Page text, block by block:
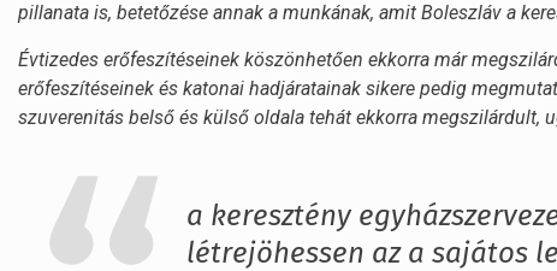
pillanata is, betetőzése annak a munkának, amit Boleszláv a
Évtizedes erőfeszítéseinek köszönhetően ekkorra már
erőfeszítéseinek és katonai hadjáratainak sikere pedig
szuverenitás belső és külső oldala tehát ekkorra megszilárdult,
a keresztény
létrejöhessen az a sajátos